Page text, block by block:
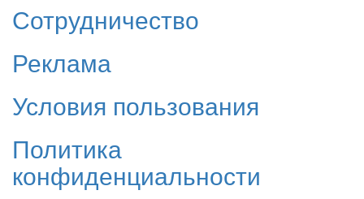
Сотрудничество
Реклама
Условия пользования
Политика
конфиденциальности